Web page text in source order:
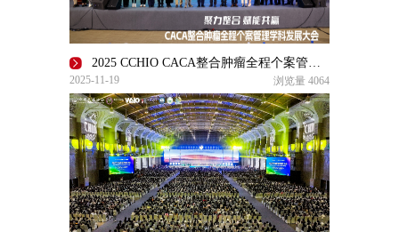
2025 CCHIO CACA整合肿瘤全程个案管理学科发展大会在昆明召开
2025-11-19 浏览量 4064